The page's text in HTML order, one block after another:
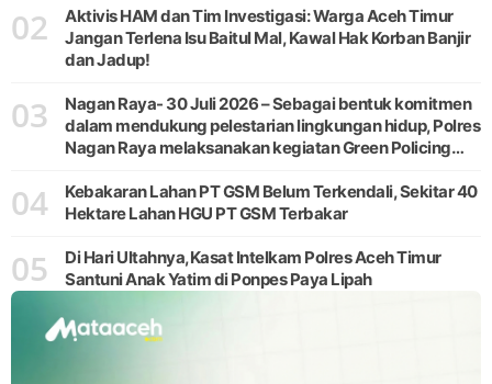
02
Aktivis HAM dan Tim Investigasi: Warga Aceh Timur
Jangan Terlena Isu Baitul Mal, Kawal Hak Korban Banjir
dan Jadup!
03
Nagan Raya- 30 Juli 2026 – Sebagai bentuk komitmen
dalam mendukung pelestarian lingkungan hidup, Polres
Nagan Raya melaksanakan kegiatan Green Policing
Kecamatan Beutong, Kabupaten
04
Kebakaran Lahan PT GSM Belum Terkendali, Sekitar 40
Hektare Lahan HGU PT GSM Terbakar
05
Di Hari Ultahnya,Kasat Intelkam Polres Aceh Timur
Santuni Anak Yatim di Ponpes Paya Lipah